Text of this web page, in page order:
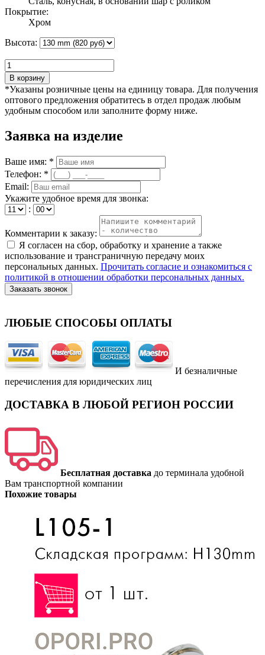
Покрытие:
Хром
Высота:
В корзину
*Указаны розничные цены на единицу товара. Для получения
оптового предложения обратитесь в отдел продаж любым
удобным способом или заполните форму ниже.
Заявка на изделие
Ваше имя: *
Телефон: *
Email:
Укажите удобное время для звонка:
:
Комментарии к заказу:
Я согласен на сбор, обработку и хранение а также
использование и трансграничную передачу моих
персональных данных. Прочитать согласие и ознакомиться с
политикой в отношении обработки персональных данных.
Заказать звонок
ЛЮБЫЕ СПОСОБЫ ОПЛАТЫ
И безналичные
перечисления для юридических лиц
ДОСТАВКА В ЛЮБОЙ РЕГИОН РОССИИ
Бесплатная доставка до терминала удобной
Вам транспортной компании
Похожие товары